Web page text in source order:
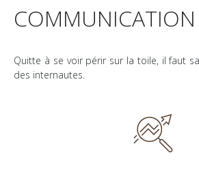
COMMUNICATION
Quitte à se voir périr sur la toile, il faut
des internautes.